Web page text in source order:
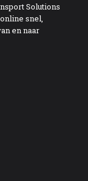
Solutions
snel,
en naar